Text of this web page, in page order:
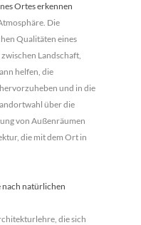
Ortes erkennen
Die
Qualitäten eines
Landschaft,
helfen, die
und in die
über die
von Außenräumen
die mit dem Ort in
nach natürlichen
die sich